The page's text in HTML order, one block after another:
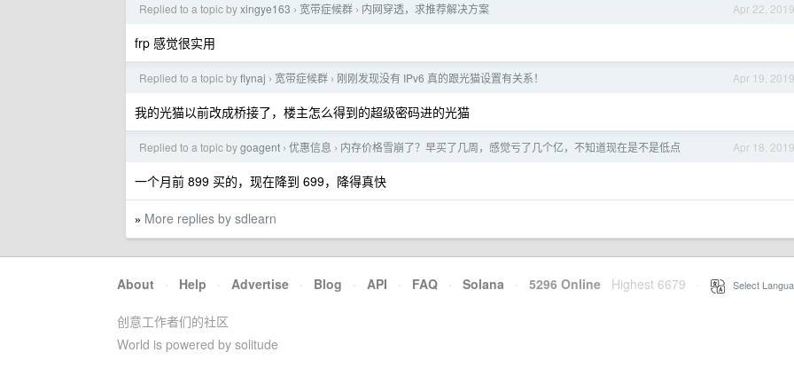
Apr 22, 2019
Replied to a topic byxingye163 › 宽带症候群 › 内网穿透，求推荐解决方案
frp 感觉很实用
Apr 19, 2019
Replied to a topic byflynaj › 宽带症候群 › 刚刚发现没有 IPv6 真的跟光猫设置有关系！
我的光猫以前改成桥接了，楼主怎么得到的超级密码进的光猫
Apr 18, 2019
Replied to a topic bygoagent › 优惠信息 › 内存价格雪崩了？早买了几周，感觉亏了几个亿，不知道现在是不是低点
一个月前 899 买的，现在降到 699，降得真快
» More replies by sdlearn
About · Help · Advertise · Blog · API · FAQ · Solana · 5296 Online Highest 6679 Select
创意工作者们的社区
World is powered by solitude